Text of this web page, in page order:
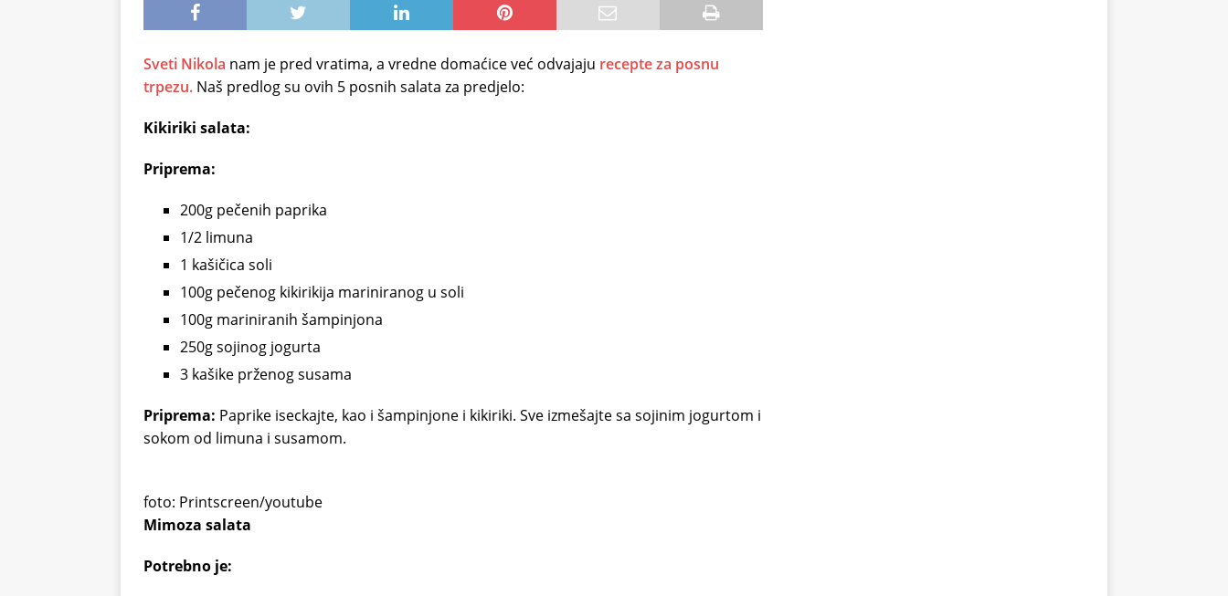
Sveti Nikola nam je pred vratima, a vredne domaćice već odvajaju recepte za posnu
trpezu. Naš predlog su ovih 5 posnih salata za predjelo:
Kikiriki salata:
Priprema:
200g pečenih paprika
1/2 limuna
1 kašičica soli
100g pečenog kikirikija mariniranog u soli
100g mariniranih šampinjona
250g sojinog jogurta
3 kašike prženog susama
Priprema: Paprike iseckajte, kao i šampinjone i kikiriki. Sve izmešajte sa sojinim jogurtom i
sokom od limuna i susamom.
foto: Printscreen/youtube
Mimoza salata
Potrebno je: